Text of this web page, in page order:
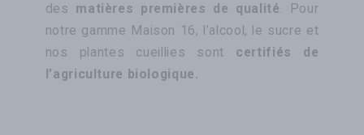
des matières premières de qualité. Pour
notre gamme Maison 16, l’alcool, le sucre et
nos plantes cueillies sont certifiés de
l’agriculture biologique.